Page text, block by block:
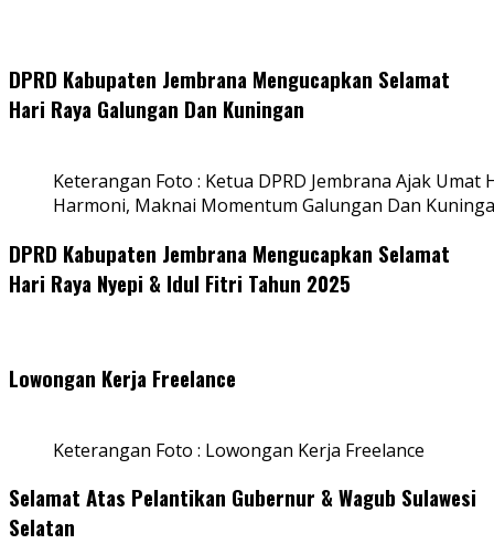
DPRD Kabupaten Jembrana Mengucapkan Selamat
Hari Raya Galungan Dan Kuningan
Keterangan Foto : Ketua DPRD Jembrana Ajak
Harmoni, Maknai Momentum Galungan Dan
DPRD Kabupaten Jembrana Mengucapkan Selamat
Hari Raya Nyepi & Idul Fitri Tahun 2025
Lowongan Kerja Freelance
Keterangan Foto : Lowongan Kerja Freelance
Selamat Atas Pelantikan Gubernur & Wagub Sulawesi
Selatan